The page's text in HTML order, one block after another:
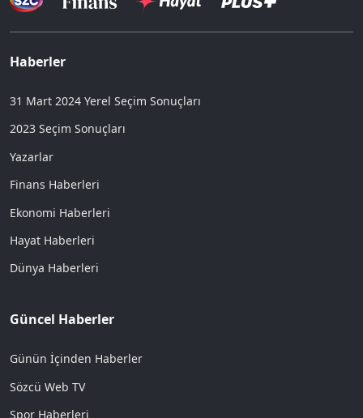
Haberler
31 Mart 2024 Yerel Seçim Sonuçları
2023 Seçim Sonuçları
Yazarlar
Finans Haberleri
Ekonomi Haberleri
Hayat Haberleri
Dünya Haberleri
Güncel Haberler
Günün İçinden Haberler
Sözcü Web TV
Spor Haberleri